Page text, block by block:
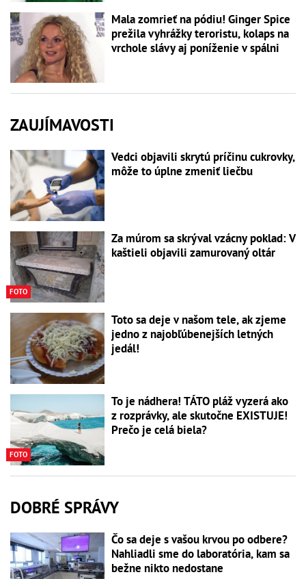
Mala zomrieť na pódiu! Ginger Spice
prežila vyhrážky teroristu, kolaps na
vrchole slávy aj poníženie v spálni
ZAUJÍMAVOSTI
Vedci objavili skrytú príčinu cukrovky,
môže to úplne zmeniť liečbu
FOTO
Za múrom sa skrýval vzácny poklad: V
kaštieli objavili zamurovaný oltár
Toto sa deje v našom tele, ak zjeme
jedno z najobľúbenejších letných
jedál!
FOTO
To je nádhera! TÁTO pláž vyzerá ako
z rozprávky, ale skutočne EXISTUJE!
Prečo je celá biela?
DOBRÉ SPRÁVY
Čo sa deje s vašou krvou po odbere?
Nahliadli sme do laboratória, kam sa
bežne nikto nedostane